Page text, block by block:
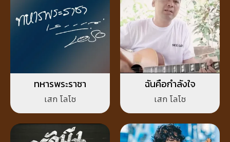
ทหารพระราชา
เสก โลโซ
ฉันคือกำลังใจ
เสก โลโซ